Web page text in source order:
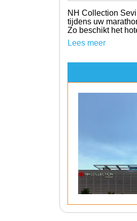
NH Collection
tijdens uw
Zo beschikt het
Lees meer